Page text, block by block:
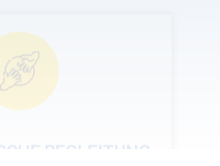
klaren Rahmen gibt, in
bewegen können.
LESEN